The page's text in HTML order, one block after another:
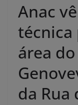
Anac
técnica
área
da Rua